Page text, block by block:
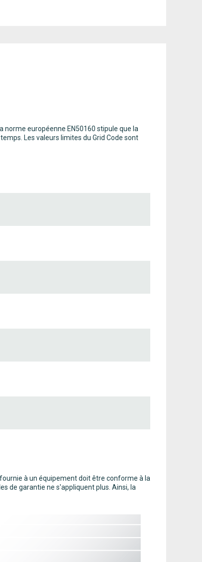
norme européenne EN50160 stipule que la
Les valeurs limites du Grid Code sont
à un équipement doit être conforme à la
de garantie ne s'appliquent plus. Ainsi, la